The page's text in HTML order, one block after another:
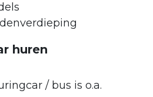
huren
/ bus is o.a.